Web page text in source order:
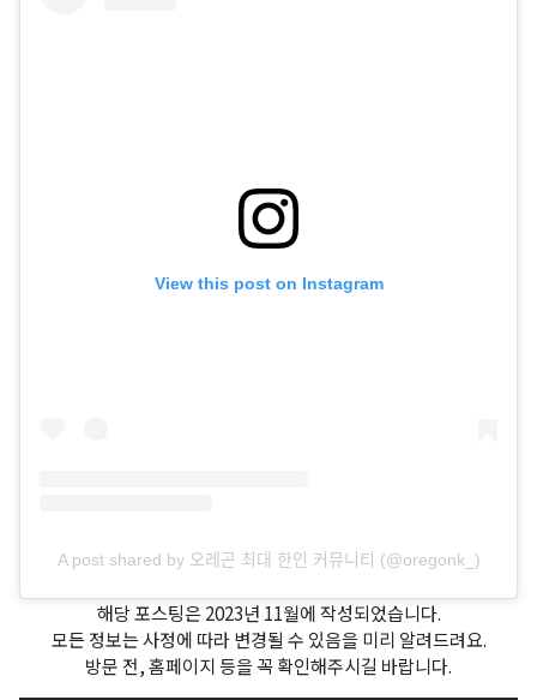
View this post on Instagram
A post shared by 오레곤 최대 한인 커뮤니티 (@oregonk_)
해당 포스팅은 2023년 11월에 작성되었습니다.
모든 정보는 사정에 따라 변경될 수 있음을 미리 알려드려요.
방문 전, 홈페이지 등을 꼭 확인해주시길 바랍니다.
오레곤K 뉴스레터 구독
매주 오레곤K 뉴스레터를 통해 다양한 로컬소식과